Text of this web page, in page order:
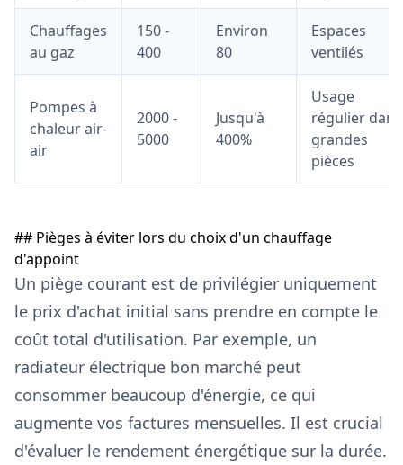
Chauffages
au gaz
150 -
400
Environ
80
Espaces
ventilés
Pompes à
chaleur air-
air
2000 -
5000
Jusqu'à
400%
Usage
régulier dans
grandes
pièces
## Pièges à éviter lors du choix d'un chauffage
d'appoint
Un piège courant est de privilégier uniquement
le prix d'achat initial sans prendre en compte le
coût total d'utilisation. Par exemple, un
radiateur électrique bon marché peut
consommer beaucoup d'énergie, ce qui
augmente vos factures mensuelles. Il est crucial
d'évaluer le rendement énergétique sur la durée.